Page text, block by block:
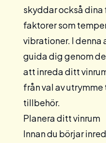
skyddar också
faktorer som
vibrationer. I denna
guida dig genom
att inreda ditt
från val av
tillbehör.
Planera ditt vinrum
Innan du börjar